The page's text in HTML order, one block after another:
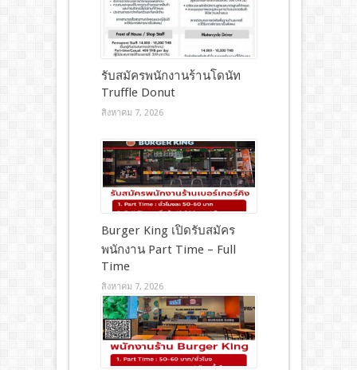
รับสมัครพนักงานร้านโดนัท
Truffle Donut
สิงหาคม 7, 2026
Burger King เปิดรับสมัคร
พนักงาน Part Time – Full
Time
สิงหาคม 7, 2026